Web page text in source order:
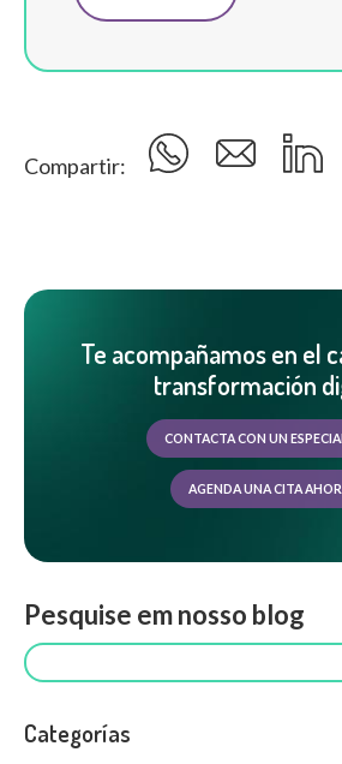
Compartir:
Te acompañamos en el
transformación
CONTACTA CON UN
AGENDA UNA CITA
Pesquise em nosso blog
Categorías